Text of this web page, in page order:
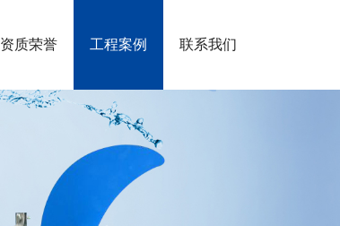
资质荣誉 工程案例 联系我们